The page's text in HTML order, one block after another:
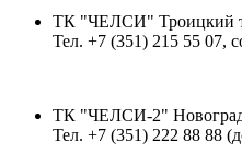
ТК "ЧЕЛСИ" Троицкий
Тел. +7 (351) 215 55 07,
ТК "ЧЕЛСИ-2"
Тел. +7 (351) 222 88 88